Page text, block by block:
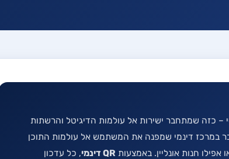
כזה שמתחבר ישירות אל עולמות הדיגיטל והרשתות
במרכז דינמי שמפנה את המשתמש אל עולמות התוכן
חנות אונליין. באמצעות QR דינמי
, כל עדכון